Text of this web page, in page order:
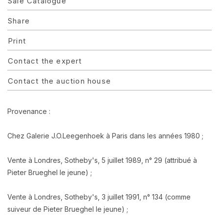
Share
Print
Contact the expert
Contact the auction house
Provenance :
Chez Galerie J.O.Leegenhoek à Paris dans les années 1980 ;
Vente à Londres, Sotheby's, 5 juillet 1989, n° 29 (attribué à
Pieter Brueghel le jeune) ;
Vente à Londres, Sotheby's, 3 juillet 1991, n° 134 (comme
suiveur de Pieter Brueghel le jeune) ;